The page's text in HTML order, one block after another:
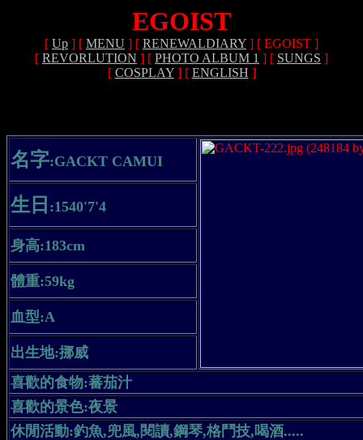
EGOIST
[ Up ] [ MENU ] [ RENEWALDIARY ] [ EGOIST ]
[ REVORLUTION ] [ PHOTO ALBUM 1 ] [ SUNGS ]
[ COSPLAY] [ ENGLISH ]
名字:GACKT CAMUI
生日 :1540'7'4
身高:183cm
體重:59kg
血型:A
出生地:挪威
喜歡的食物:蕃茄汁
喜歡的景色:夜景
休閒活動:釣魚,兜風,閱讀,鋼琴,格鬥技,喝酒.....